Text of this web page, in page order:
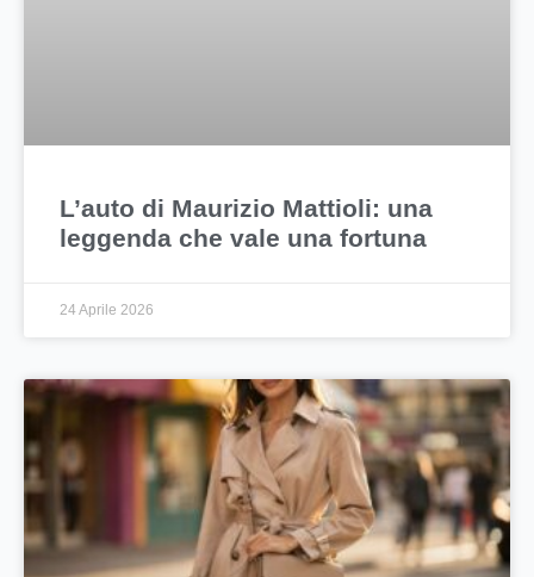
L’auto di Maurizio Mattioli: una
leggenda che vale una fortuna
24 Aprile 2026